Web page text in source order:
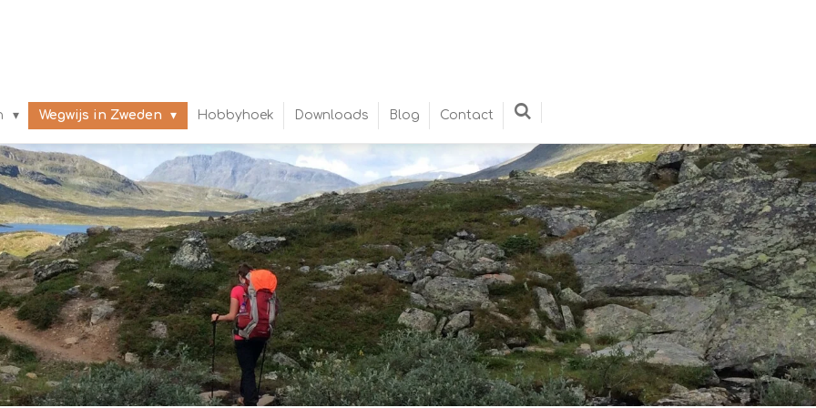
Wegwijs in Zweden Hobbyhoek Downloads Blog Contact